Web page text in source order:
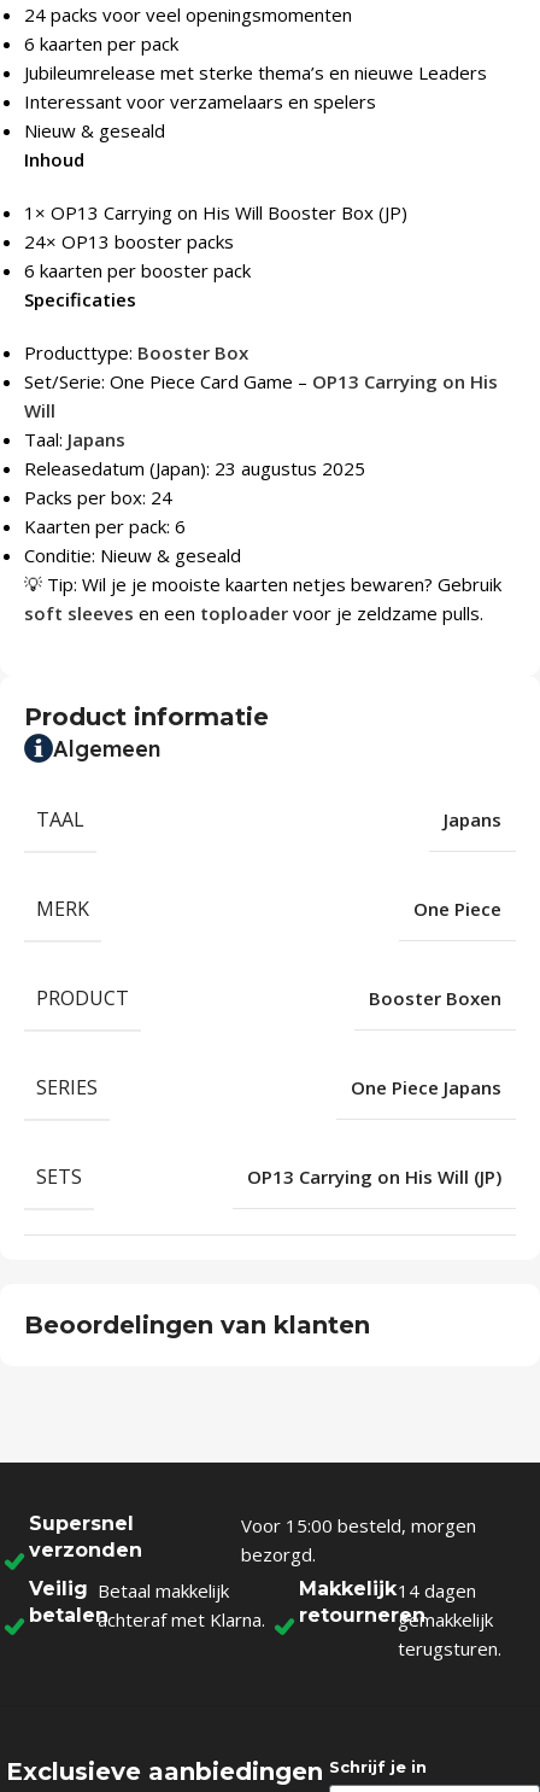
24 packs voor veel openingsmomenten
6 kaarten per pack
Jubileumrelease met sterke thema’s en nieuwe Leaders
Interessant voor verzamelaars en spelers
Nieuw & geseald
Inhoud
1× OP13 Carrying on His Will Booster Box (JP)
24× OP13 booster packs
6 kaarten per booster pack
Specificaties
Producttype: Booster Box
Set/Serie: One Piece Card Game – OP13 Carrying on His
Will
Taal: Japans
Releasedatum (Japan): 23 augustus 2025
Packs per box: 24
Kaarten per pack: 6
Conditie: Nieuw & geseald
💡 Tip: Wil je je mooiste kaarten netjes bewaren? Gebruik
soft sleeves en een toploader voor je zeldzame pulls.
Product informatie
Algemeen
TAAL Japans
MERK One Piece
PRODUCT Booster Boxen
SERIES One Piece Japans
SETS OP13 Carrying on His Will (JP)
Beoordelingen van klanten
Supersnel
verzonden
Voor 15:00 besteld, morgen
bezorgd.
Veilig
betalen
Betaal makkelijk
achteraf met Klarna.
Makkelijk
retourneren
14 dagen
gemakkelijk
terugsturen.
Exclusieve aanbiedingen Schrijf je in